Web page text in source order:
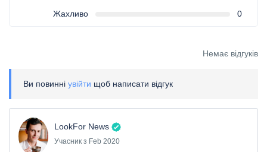
Жахливо 0
Немає відгуків
Ви повинні увійти щоб написати відгук
LookFor News
Учасник з Feb 2020